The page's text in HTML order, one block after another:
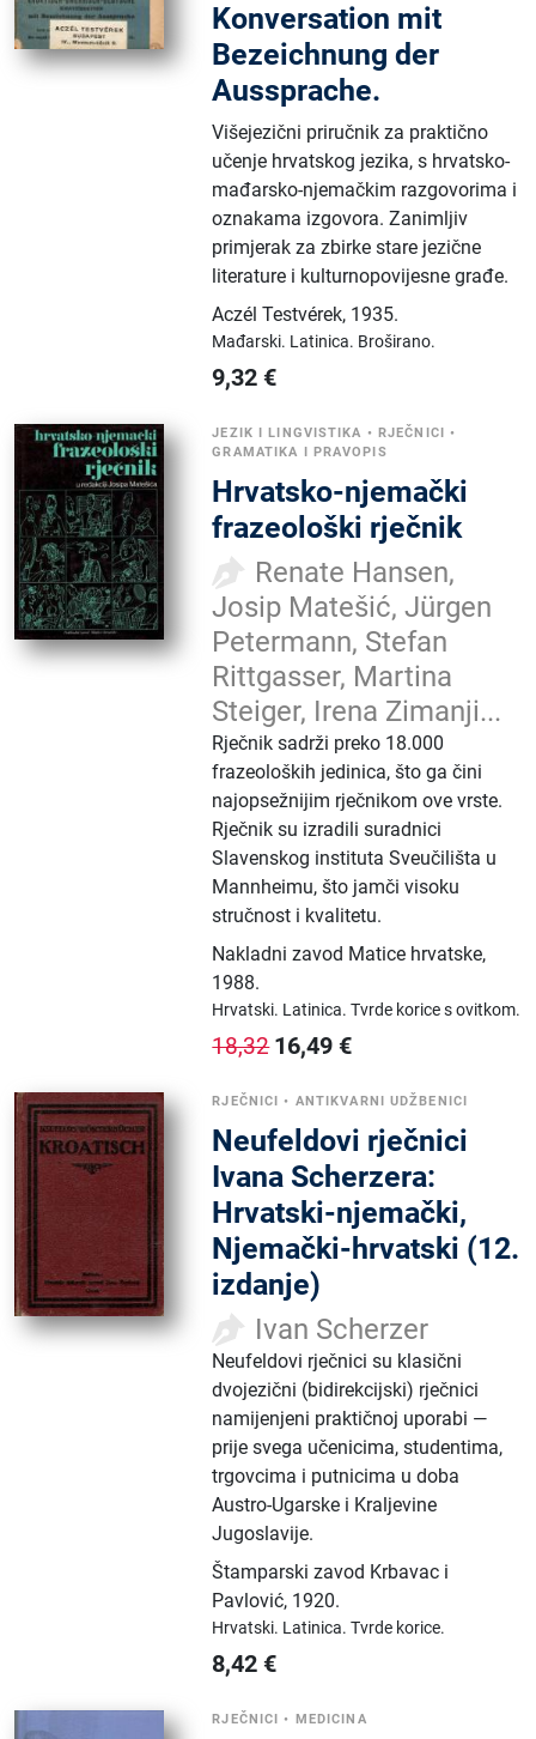
Konversation mit
Bezeichnung der
Aussprache.
Višejezični priručnik za praktično
učenje hrvatskog jezika, s hrvatsko-
mađarsko-njemačkim razgovorima i
oznakama izgovora. Zanimljiv
primjerak za zbirke stare jezične
literature i kulturnopovijesne građe.
Aczél Testvérek, 1935.
Mađarski. Latinica. Broširano.
9,32 €
JEZIK I LINGVISTIKA • RJEČNICI •
GRAMATIKA I PRAVOPIS
Hrvatsko-njemački
frazeološki rječnik
Renate Hansen,
Josip Matešić, Jürgen
Petermann, Stefan
Rittgasser, Martina
Steiger, Irena Zimanji...
Rječnik sadrži preko 18.000
frazeoloških jedinica, što ga čini
najopsežnijim rječnikom ove vrste.
Rječnik su izradili suradnici
Slavenskog instituta Sveučilišta u
Mannheimu, što jamči visoku
stručnost i kvalitetu.
Nakladni zavod Matice hrvatske,
1988.
Hrvatski. Latinica.Tvrde korice s ovitkom.
18,32 16,49 €
RJEČNICI • ANTIKVARNI UDŽBENICI
Neufeldovi rječnici
Ivana Scherzera:
Hrvatski-njemački,
Njemački-hrvatski (12.
izdanje)
Ivan Scherzer
Neufeldovi rječnici su klasični
dvojezični (bidirekcijski) rječnici
namijenjeni praktičnoj uporabi —
prije svega učenicima, studentima,
trgovcima i putnicima u doba
Austro-Ugarske i Kraljevine
Jugoslavije.
Štamparski zavod Krbavac i
Pavlović, 1920.
Hrvatski. Latinica.Tvrde korice.
8,42 €
RJEČNICI • MEDICINA